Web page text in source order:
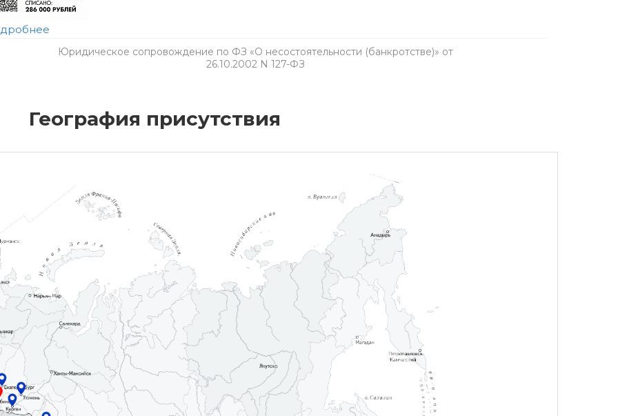
Юридическое сопровождение по ФЗ «О несостоятельности (банкротстве)» от
26.10.2002 N 127-ФЗ
География присутствия